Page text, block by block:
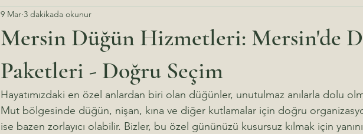
Mersin Düğün Hizmetleri: Mersin'de
Paketleri - Doğru Seçim
9 Mar 3 dakikada okunur
Hayatımızdaki en özel anlardan biri olan düğünler, unutulmaz anılarla dolu
Mut bölgesinde düğün, nişan, kına ve diğer kutlamalar için doğru
ise bazen zorlayıcı olabilir. Bizler, bu özel gününüzü kusursuz kılmak için